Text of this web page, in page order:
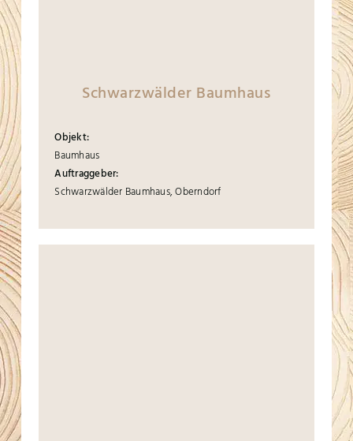
Schwarzwälder Baumhaus
Objekt:
Baumhaus
Auftraggeber:
Schwarzwälder Baumhaus, Oberndorf